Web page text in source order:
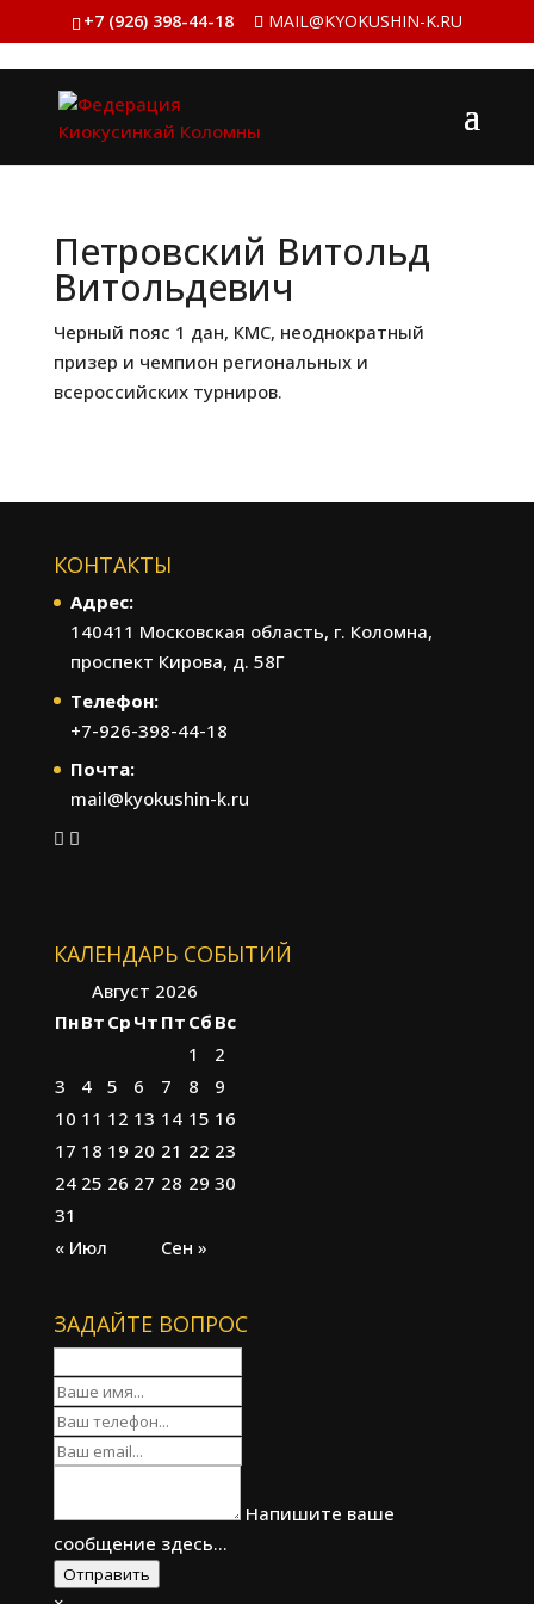
+7 (926) 398-44-18 MAIL@KYOKUSHIN-K.RU
Петровский Витольд
Витольдевич
Черный пояс 1 дан, КМС, неоднократный
призер и чемпион региональных и
всероссийских турниров.
КОНТАКТЫ
Адрес:
140411 Московская область, г. Коломна,
проспект Кирова, д. 58Г
Телефон:
+7-926-398-44-18
Почта:
mail@kyokushin-k.ru
КАЛЕНДАРЬ СОБЫТИЙ
Август 2026
ПнВт Ср Чт Пт Сб Вс
« Июл Сен »
1
2
3
4 5 6 7 8
9
10 11 12 13 14 15 16
17 18 19 20 21 22 23
24 25 26 27 28 29 30
31
ЗАДАЙТЕ ВОПРОС
Напишите ваше
сообщение здесь...
Отправить